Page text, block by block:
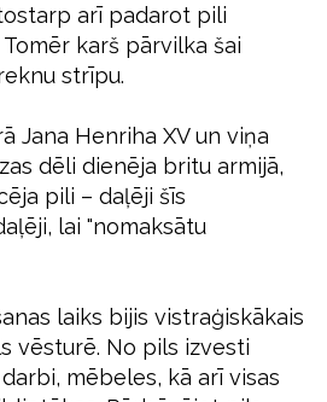
arī padarot pili
karš pārvilka šai
strīpu.
Jana Henriha XV un viņa
dēli dienēja britu armijā,
pili – daļēji šīs
lai "nomaksātu
laiks bijis vistraģiskākais
vēsturē. No pils izvesti
mēbeles, kā arī visas